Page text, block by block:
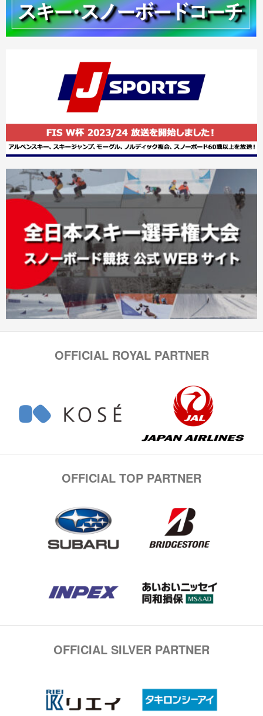
OFFICIAL ROYAL PARTNER
OFFICIAL TOP PARTNER
OFFICIAL SILVER PARTNER